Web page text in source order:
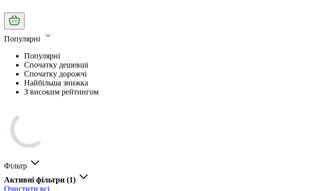
Популярні
Популярні
Спочатку дешевші
Спочатку дорожчі
Найбільша знижка
З високим рейтингом
Фільтр
Активні фільтри (1)
Очистити всі